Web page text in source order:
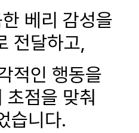
베리 감성을
전달하고,
적인 행동을
초점을 맞춰
습니다.